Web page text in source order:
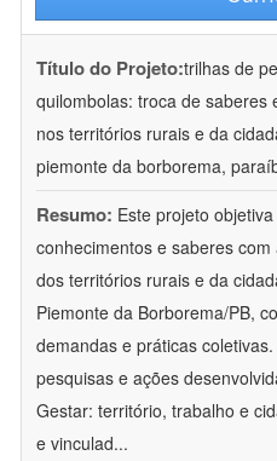
Título do Projeto:trilhas de
quilombolas: troca de saberes
nos territórios rurais e da
piemonte da borborema,
Resumo: Este projeto
conhecimentos e saberes
dos territórios rurais e da
Piemonte da Borborema/PB,
demandas e práticas
pesquisas e ações
Gestar: território, trabalho e
e vinculad...